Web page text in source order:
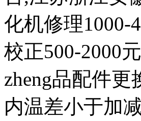
化机修理1000-
校正500-2000
zheng品配件
内温差小于加